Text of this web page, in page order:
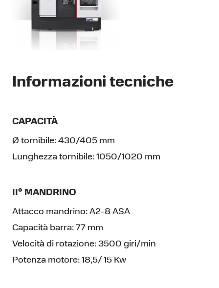
Informazioni tecniche
CAPACITÀ
Ø tornibile: 430/405 mm
Lunghezza tornibile: 1050/1020 mm
II° MANDRINO
Attacco mandrino: A2-8 ASA
Capacità barra: 77 mm
Velocità di rotazione: 3500 giri/min
Potenza motore: 18,5/ 15 Kw